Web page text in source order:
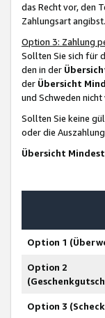
das Recht vor, den
Zahlungsart
Option 3: Zahlung
Sollten Sie sich für
den in der
der Übersicht
und Schweden
Sollten Sie keine
oder die
Übersicht
Option 1
Option 2
Option 3